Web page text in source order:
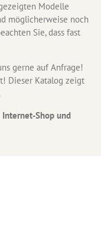
Modelle
möglicherweise noch
Sie, dass fast
gerne auf Anfrage!
Dieser Katalog zeigt
Shop und